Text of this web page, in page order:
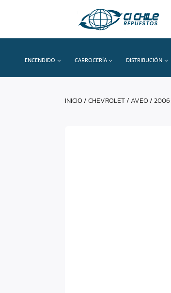
ENCENDIDO CARROCERÍA DISTRIBUCIÓN
INICIO/CHEVROLET/AVEO/2006